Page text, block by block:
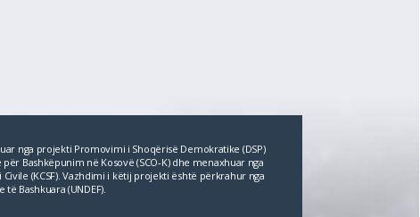
nga projekti Promovimi i Shoqërisë Demokratike (DSP)
Bashkëpunim në Kosovë (SCO‐K) dhe menaxhuar nga
(KCSF). Vazhdimi i këtij projekti është përkrahur nga
Bashkuara (UNDEF).